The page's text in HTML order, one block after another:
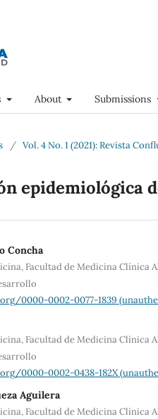
About Submissions
/ Vol. 4 No. 1 (2021): Revista
epidemiológica
Concha
Facultad de Medicina Clínica
0000-0002-0077-1839
Facultad de Medicina Clínica
0000-0002-0438-182X
Aguilera
Facultad de Medicina Clínica